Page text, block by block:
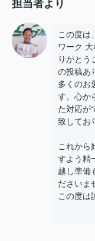
担当者より
この度は
ワーク
りがとう
の投稿あ
多くのお
す。心か
た対応が
致してお
これから
すよう精
越し準備
ださいま
この度は